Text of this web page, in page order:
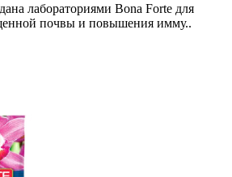
лабораториями Bona Forte для
почвы и повышения имму..